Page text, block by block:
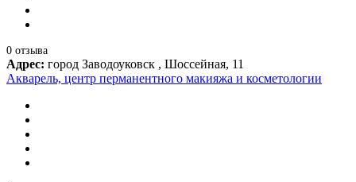
0 отзыва
Адрес: город Заводоуковск , Шоссейная, 11
Акварель, центр перманентного макияжа и косметологии